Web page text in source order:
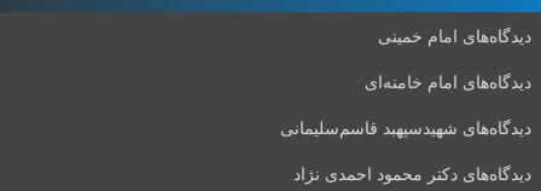
دیدگاه‌های امام خمینی
دیدگاه‌های امام خامنه‌ای
دیدگاه‌های شهید‌سپهبد قاسم‌سلیمانی
دیدگاه‌های دکتر محمود احمدی نژاد